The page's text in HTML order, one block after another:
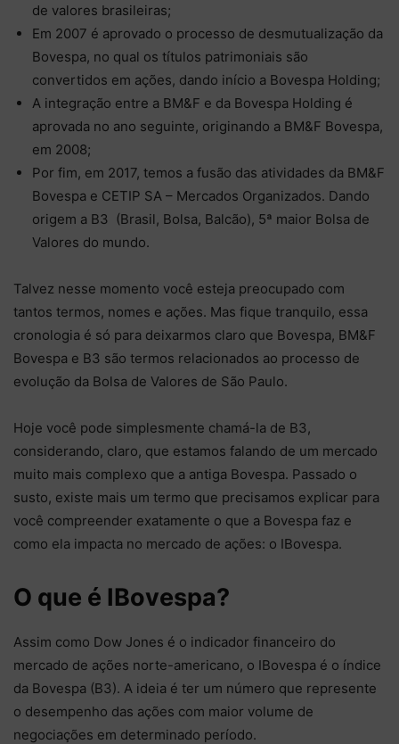
de valores brasileiras;
Em 2007 é aprovado o processo de desmutualização da
Bovespa, no qual os títulos patrimoniais são
convertidos em ações, dando início a Bovespa Holding;
A integração entre a BM&F e da Bovespa Holding é
aprovada no ano seguinte, originando a BM&F Bovespa,
em 2008;
Por fim, em 2017, temos a fusão das atividades da BM&F
Bovespa e CETIP SA – Mercados Organizados. Dando
origem a B3 (Brasil, Bolsa, Balcão), 5ª maior Bolsa de
Valores do mundo.
Talvez nesse momento você esteja preocupado com
tantos termos, nomes e ações. Mas fique tranquilo, essa
cronologia é só para deixarmos claro que Bovespa, BM&F
Bovespa e B3 são termos relacionados ao processo de
evolução da Bolsa de Valores de São Paulo.
Hoje você pode simplesmente chamá-la de B3,
considerando, claro, que estamos falando de um mercado
muito mais complexo que a antiga Bovespa. Passado o
susto, existe mais um termo que precisamos explicar para
você compreender exatamente o que a Bovespa faz e
como ela impacta no mercado de ações: o IBovespa.
O que é IBovespa?
Assim como Dow Jones é o indicador financeiro do
mercado de ações norte-americano, o IBovespa é o índice
da Bovespa (B3). A ideia é ter um número que represente
o desempenho das ações com maior volume de
negociações em determinado período.